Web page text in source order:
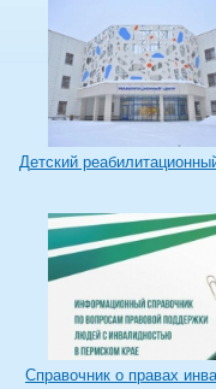
Детский
Справочник о правах